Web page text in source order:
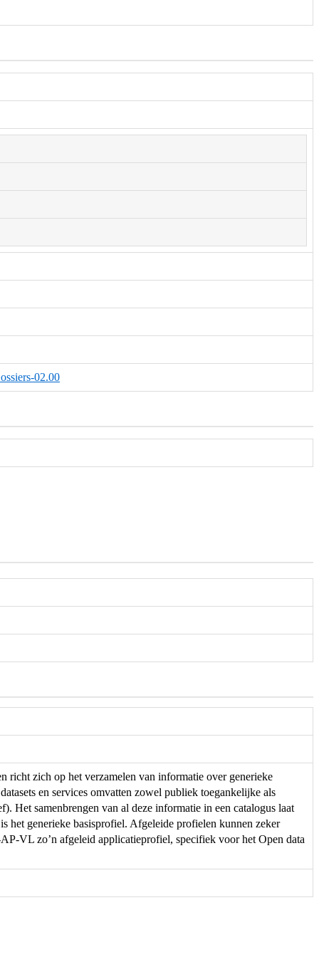
02.00
richt zich op het verzamelen van informatie over generieke
en services omvatten zowel publiek toegankelijke als
Het samenbrengen van al deze informatie in een catalogus laat
het generieke basisprofiel. Afgeleide profielen kunnen zeker
VL zo’n afgeleid applicatieprofiel, specifiek voor het Open data